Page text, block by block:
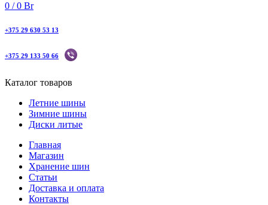
0 / 0 Br
+375 29 630 53 13
+375 29 133 50 66
Каталог товаров
Летние шины
Зимние шины
Диски литые
Главная
Магазин
Хранение шин
Статьи
Доставка и оплата
Контакты